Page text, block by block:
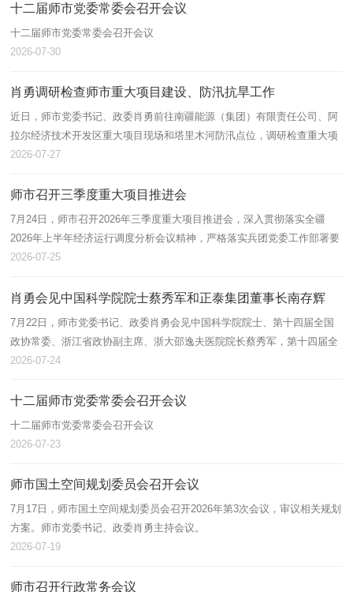
十二届师市党委常委会召开会议
十二届师市党委常委会召开会议
2026-07-30
肖勇调研检查师市重大项目建设、防汛抗旱工作
近日，师市党委书记、政委肖勇前往南疆能源（集团）有限责任公司、阿
拉尔经济技术开发区重大项目现场和塔里木河防汛点位，调研检查重大项
目建设推进、防汛抗旱工作，实地督导工作落实，细化部署重点任务。他
2026-07-27
师市召开三季度重大项目推进会
7月24日，师市召开2026年三季度重大项目推进会，深入贯彻落实全疆
2026年上半年经济运行调度分析会议精神，严格落实兵团党委工作部署要
求，全面总结上半年投资运行、项目建设、招商引资工作开展情况，分析
2026-07-25
肖勇会见中国科学院院士蔡秀军和正泰集团董事长南存辉
7月22日，师市党委书记、政委肖勇会见中国科学院院士、第十四届全国
政协常委、浙江省政协副主席、浙大邵逸夫医院院长蔡秀军，第十四届全
国政协常委、浙商总会会长、正泰集团董事长南存辉，围绕建设国家区域
2026-07-24
十二届师市党委常委会召开会议
十二届师市党委常委会召开会议
2026-07-23
师市国土空间规划委员会召开会议
7月17日，师市国土空间规划委员会召开2026年第3次会议，审议相关规划
方案。师市党委书记、政委肖勇主持会议。
2026-07-19
师市召开行政常务会议